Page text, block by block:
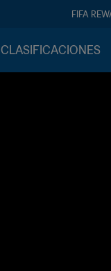
FIFA
CLASIFICACIONES